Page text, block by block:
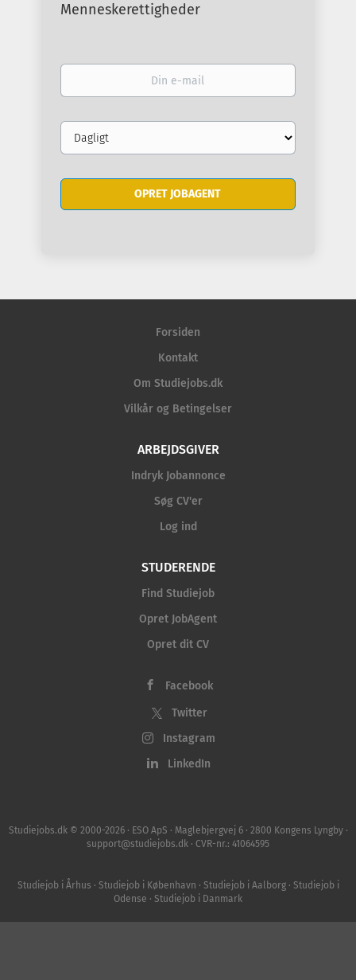
Menneskerettigheder
Din
Email
frequency
Forsiden
Kontakt
Om Studiejobs.dk
Vilkår og Betingelser
ARBEJDSGIVER
Indryk Jobannonce
Søg CV'er
Log ind
STUDERENDE
Find Studiejob
Opret JobAgent
Opret dit CV
Facebook
Twitter
Instagram
LinkedIn
Studiejobs.dk © 2000-2026 · ESO ApS · Maglebjergvej 6 · 2800 Kongens Lyngby ·
support@studiejobs.dk · CVR-nr.: 41064595
Studiejob i Århus · Studiejob i København · Studiejob i Aalborg· Studiejob i
Odense · Studiejob i Danmark